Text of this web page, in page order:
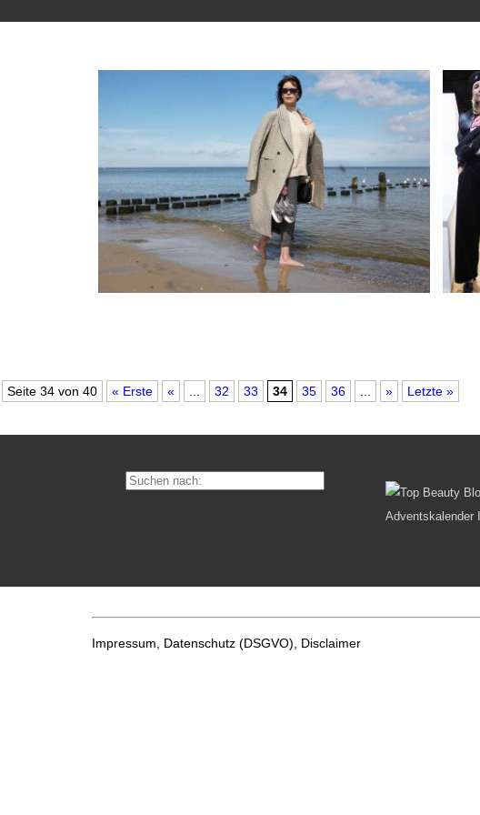
Einfach mal raus
Seite 34 von 40 « Erste « 32 33 34 35 36 » Letzte »
Impressum, Datenschutz (DSGVO), Disclaimer